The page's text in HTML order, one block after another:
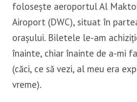
folosește aeroportul Al
Airoport (DWC), situat în
orașului. Biletele le-am
înainte, chiar înainte de a-mi
(căci, ce să vezi, al meu era
vreme).